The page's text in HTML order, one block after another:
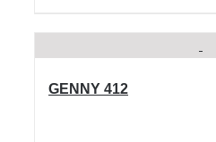
GENNY 412